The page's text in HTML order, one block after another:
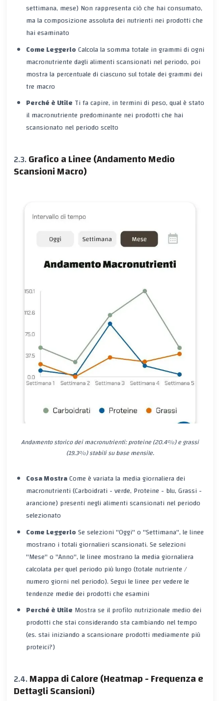
settimana, mese) Non rappresenta ciò che hai consumato,
ma la composizione assoluta dei nutrienti nei prodotti che
hai esaminato
Come LeggerloCalcola la somma totale in grammi di ogni
macronutriente dagli alimenti scansionati nel periodo, poi
mostra la percentuale di ciascuno sul totale dei grammi dei
tre macro
Perché è Utile Ti fa capire, in termini di peso, qual è stato
il macronutriente predominante nei prodotti che hai
scansionato nel periodo scelto
Grafico a Linee (Andamento Medio
Scansioni Macro)
Andamento storico dei macronutrienti: proteine (20.4%) e grassi
(19.3%) stabili su base mensile.
Cosa MostraCome è variata la media giornalieradei
macronutrienti (Carboidrati - verde, Proteine - blu, Grassi -
arancione) presenti negli alimentiscansionatinel periodo
selezionato
Come LeggerloSe selezioni "Oggi" o "Settimana", le linee
mostrano itotali giornalieriscansionati. Se selezioni
"Mese" o "Anno", le linee mostrano la media giornaliera
calcolata per quel periodo più lungo (totale nutriente /
numero giorni nel periodo). Segui le linee per vedere le
tendenze medie dei prodotti che esamini
Perché è Utile Mostra se il profilo nutrizionale medio dei
prodotti che stai considerando sta cambiando nel tempo
(es. stai iniziando a scansionare prodotti mediamente più
proteici?)
Mappa di Calore (Heatmap - Frequenza e
Dettagli Scansioni)